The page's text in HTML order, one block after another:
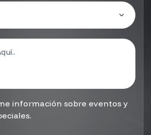
información sobre eventos y